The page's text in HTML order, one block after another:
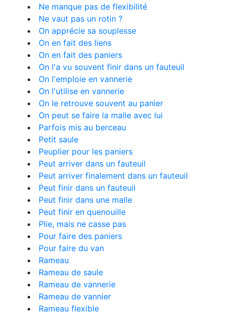
Ne manque pas de flexibilité
Ne vaut pas un rotin ?
On apprécie sa souplesse
On en fait des liens
On en fait des paniers
On l'a vu souvent finir dans un fauteuil
On l'emploie en vannerie
On l'utilise en vannerie
On le retrouve souvent au panier
On peut se faire la malle avec lui
Parfois mis au berceau
Petit saule
Peuplier pour les paniers
Peut arriver dans un fauteuil
Peut arriver finalement dans un fauteuil
Peut finir dans un fauteuil
Peut finir dans une malle
Peut finir en quenouille
Plie, mais ne casse pas
Pour faire des paniers
Pour faire du van
Rameau
Rameau de saule
Rameau de vannerie
Rameau de vannier
Rameau flexible